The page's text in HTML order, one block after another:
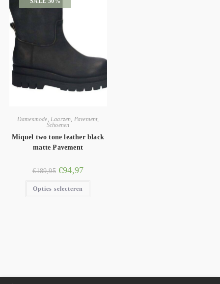
Damesmode, Laarzen, Pavement,
Schoenen
Miquel two tone leather black
matte Pavement
€189,95 €94,97
Opties selecteren